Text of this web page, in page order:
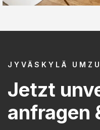
JYVÄSKYLÄ
Jetzt
anfragen